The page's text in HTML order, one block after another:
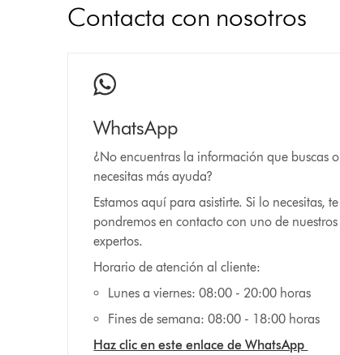
Contacta con nosotros
WhatsApp
¿No encuentras la información que buscas o
necesitas más ayuda?
Estamos aquí para asistirte. Si lo necesitas, te
pondremos en contacto con uno de nuestros
expertos.
Horario de atención al cliente:
Lunes a viernes: 08:00 - 20:00 horas
Fines de semana: 08:00 - 18:00 horas
Haz clic en este enlace de WhatsApp